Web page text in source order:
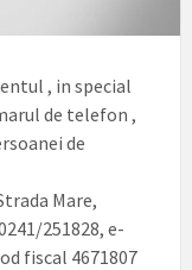
, in special
de telefon ,
de
Mare,
251828, e-
fiscal 4671807